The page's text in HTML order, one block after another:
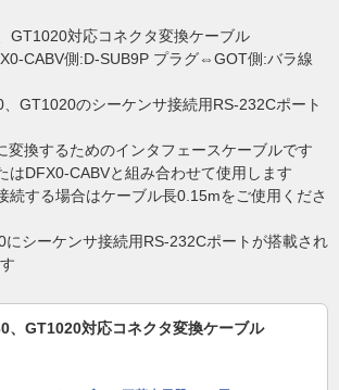
GT1020対応コネクタ変換ケーブル
CABV側:D-SUB9P プラグ⇔GOT側:バラ線
GT1020のシーケンサ接続用RS-232Cポート
換するためのインタフェースケーブルです
はDFX0-CABVと組み合わせて使用します
続する場合はケーブル長0.15mをご使用くださ
シーケンサ接続用RS-232Cポートが搭載され
、GT1020対応コネクタ変換ケーブル